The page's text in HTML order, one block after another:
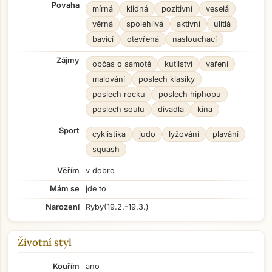
Povaha mírná klidná pozitivní
veselá
věrná
spolehlivá aktivní
ulítlá
bavící
otevřená naslouchací
Zájmy občas o samotě kutilství
vaření
malování
poslech klasiky
poslech rocku
poslech hiphopu
poslech soulu
divadla kina
Sport cyklistika judo lyžování
plavání
squash
Věřím
v dobro
Mám se
jde to
Narození
Ryby(19.2.-19.3.)
Životní styl
Kouřím
ano